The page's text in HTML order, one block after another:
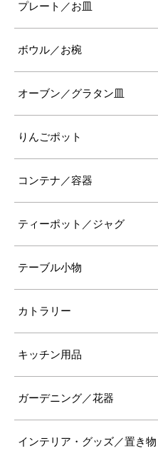
プレート／お皿
ボウル／お椀
オーブン／グラタン皿
りんごポット
コンテナ／容器
ティーポット／ジャグ
テーブル小物
カトラリー
キッチン用品
ガーデニング／花器
インテリア・グッズ／置き物